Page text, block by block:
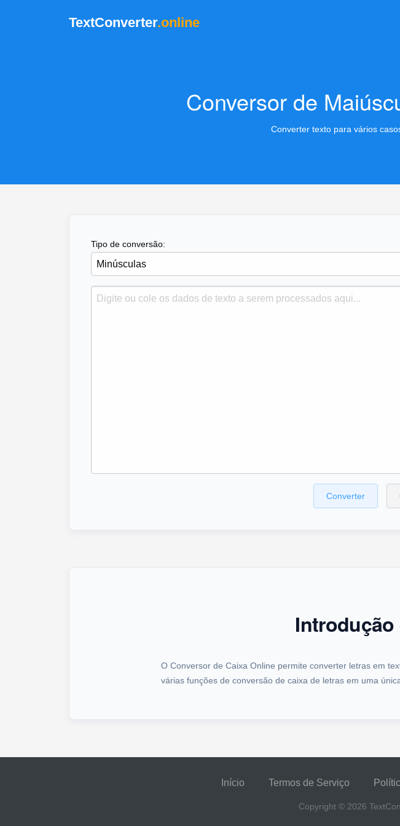
TextConverter.online
Conversor de
Converter texto para vários
Tipo de conversão:
Converter
Introdução
O Conversor de Caixa Online permite converter letras em
várias funções de conversão de caixa de letras em uma
Início Termos de Serviço
Copyright © 2026